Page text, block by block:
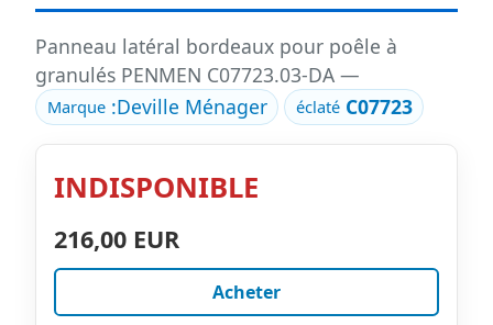
Panneau latéral bordeaux pour poêle à
granulés PENMEN C07723.03-DA —
Marque:Deville Ménager éclaté C07723
INDISPONIBLE
216,00 EUR
Acheter